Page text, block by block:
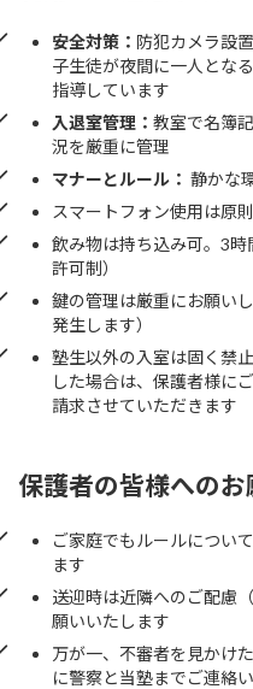
安全対策： 防犯カメラ設
子生徒が夜間に一人とな
指導しています
入退室管理： 教室で名簿
況を厳重に管理
マナーとルール： 静かな
スマートフォン使用は原
飲み物は持ち込み可。3
許可制）
鍵の管理は厳重にお願い
発生します）
塾生以外の入室は固く禁
した場合は、保護者様に
請求させていただきます
保護者の皆様へのお
ご家庭でもルールについ
ます
送迎時は近隣へのご配慮
願いいたします
万が一、不審者を見かけ
に警察と当塾までご連絡